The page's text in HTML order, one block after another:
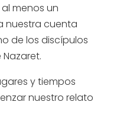
menos un
nuestra cuenta
de los discípulos
y tiempos
nuestro relato